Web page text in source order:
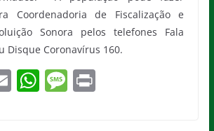
Coordenadoria de Fiscalização e
Sonora pelos telefones Fala
Disque Coronavírus 160.
E W M Pr